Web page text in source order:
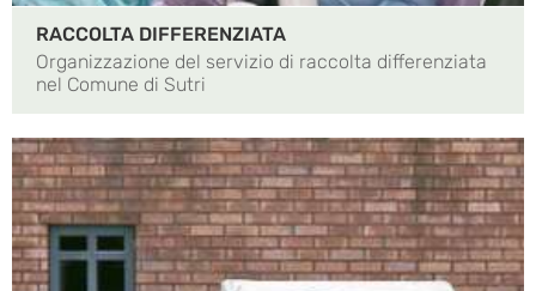
RACCOLTA DIFFERENZIATA
Organizzazione del servizio di raccolta differenziata
nel Comune di Sutri